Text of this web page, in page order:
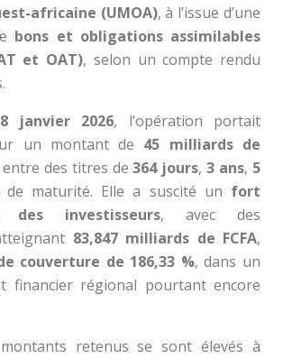
africaine (UMOA), à l’issue d’une
bons et obligations assimilables
et OAT), selon un compte rendu
janvier 2026, l’opération portait
un montant de 45 milliards de
des titres de364 jours,3 ans, 5
maturité. Elle a suscité un fort
des investisseurs, avec des
83,847 milliards de FCFA,
couverture de 186,33 %, dans un
financier régional pourtant encore
retenus se sont élevés à